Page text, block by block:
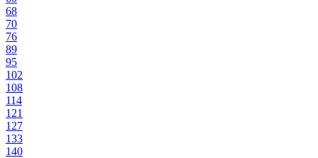
68
70
76
89
95
102
108
114
121
127
133
140